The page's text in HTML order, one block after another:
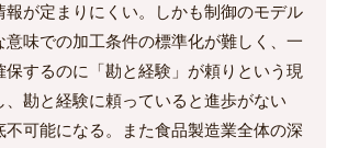
報が定まりにくい。しかも制御のモデル
意味での加工条件の標準化が難しく、一
保するのに「勘と経験」が頼りという現
、勘と経験に頼っていると進歩がない
不可能になる。また食品製造業全体の深